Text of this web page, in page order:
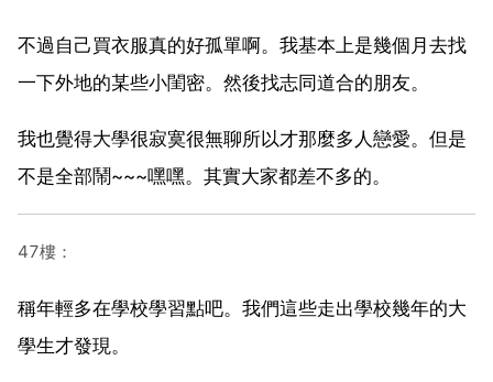
不過自己買衣服真的好孤單啊。我基本上是幾個月去找
一下外地的某些小閨密。然後找志同道合的朋友。
我也覺得大學很寂寞很無聊所以才那麼多人戀愛。但是
不是全部鬧~~~嘿嘿。其實大家都差不多的。
47樓：
稱年輕多在學校學習點吧。我們這些走出學校幾年的大
學生才發現。